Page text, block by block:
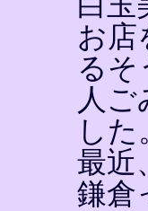
お店
るそ
人
した
最近
鎌倉